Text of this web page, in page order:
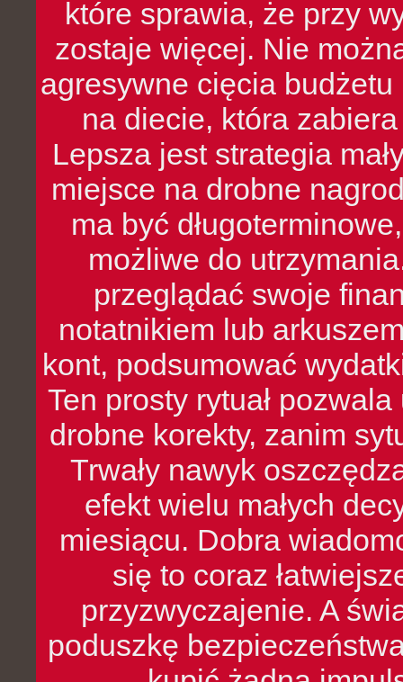
które sprawia, że przy
zostaje więcej. Nie
agresywne cięcia
na diecie, która
Lepsza jest strategia
miejsce na drobne
ma być
możliwe do
przeglądać swoje
notatnikiem lub
kont, podsumować
Ten prosty rytuał
drobne korekty, zanim
Trwały nawyk
efekt wielu małych
miesiącu. Dobra
się to coraz
przyzwyczajenie. A
poduszkę